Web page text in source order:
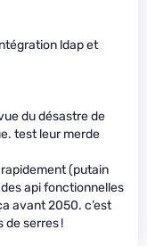
ldap et
du désastre de
test leur merde
(putain
api fonctionnelles
avant 2050. c’est
de serres !